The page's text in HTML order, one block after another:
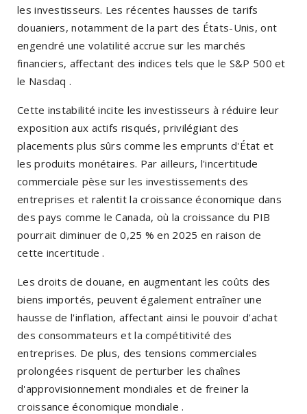
les investisseurs. Les récentes hausses de tarifs
douaniers, notamment de la part des États-Unis, ont
engendré une volatilité accrue sur les marchés
financiers, affectant des indices tels que le S&P 500 et
le Nasdaq .​
Cette instabilité incite les investisseurs à réduire leur
exposition aux actifs risqués, privilégiant des
placements plus sûrs comme les emprunts d'État et
les produits monétaires. Par ailleurs, l'incertitude
commerciale pèse sur les investissements des
entreprises et ralentit la croissance économique dans
des pays comme le Canada, où la croissance du PIB
pourrait diminuer de 0,25 % en 2025 en raison de
cette incertitude .​
Les droits de douane, en augmentant les coûts des
biens importés, peuvent également entraîner une
hausse de l'inflation, affectant ainsi le pouvoir d'achat
des consommateurs et la compétitivité des
entreprises. De plus, des tensions commerciales
prolongées risquent de perturber les chaînes
d'approvisionnement mondiales et de freiner la
croissance économique mondiale .​